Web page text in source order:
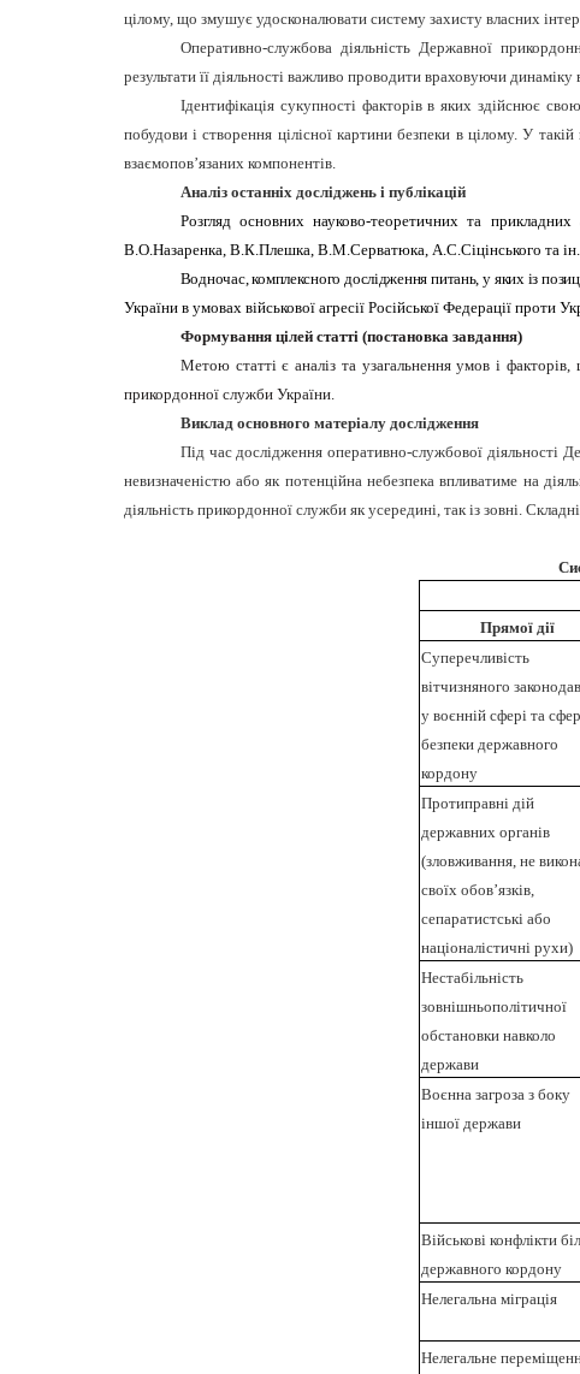
цілому, що змушує удосконалювати систему захисту власних
Оперативно-службова діяльність Державної
результати її діяльності важливо проводити враховуючи
Ідентифікація сукупності факторів в яких здійснює
побудови і створення цілісної картини безпеки в цілому. У
взаємопов’язаних компонентів.
Аналіз останніх досліджень і публікацій
Розгляд основних науково-теоретичних та
В.О.Назаренка, В.К.Плешка, В.М.Серватюка, А.С.Сіцінського та ін.
Водночас, комплексного дослідження питань, у яких із
України в умовах військової агресії Російської Федерації
Формування цілей статті (постановка завдання)
Метою статті є аналіз та узагальнення умов і
прикордонної служби України.
Виклад основного матеріалу дослідження
Під час дослідження оперативно-службової діяльності
невизначеністю або як потенційна небезпека впливатиме на
діяльність прикордонної служби як усередині, так із зовні.
Прямої дії
Суперечливість
вітчизняного
у воєнній сфері та
безпеки державного
кордону
Протиправні дій
державних органів
(зловживання, не
своїх обов’язків,
сепаратистські або
націоналістичні рухи)
Нестабільність
зовнішньополітичної
обстановки навколо
держави
Воєнна загроза з боку
іншої держави
Військові конфлікти
державного кордону
Нелегальна міграція
Нелегальне